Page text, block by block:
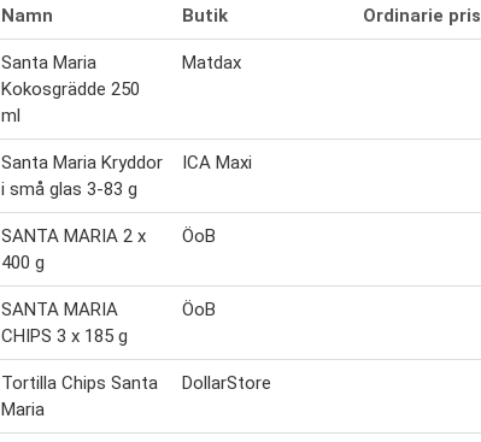
Namn Butik Ordinarie pris
Santa Maria
Kokosgrädde 250
ml
Matdax
Santa Maria Kryddor
i små glas 3-83 g
ICA Maxi
SANTA MARIA 2 x
400 g
ÖoB
SANTA MARIA
CHIPS 3 x 185 g
ÖoB
Tortilla Chips Santa
Maria
DollarStore